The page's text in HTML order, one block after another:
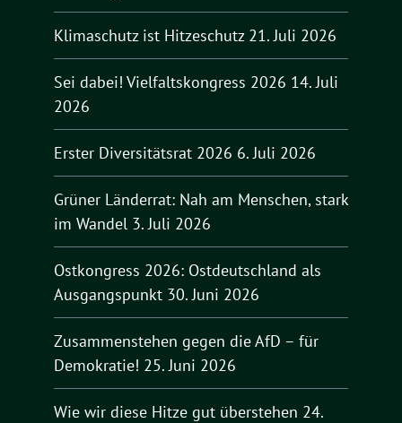
Klimaschutz ist Hitzeschutz 21. Juli 2026
Sei dabei! Vielfaltskongress 2026 14. Juli
2026
Erster Diversitätsrat 2026 6. Juli 2026
Grüner Länderrat: Nah am Menschen, stark
im Wandel 3. Juli 2026
Ostkongress 2026: Ostdeutschland als
Ausgangspunkt 30. Juni 2026
Zusammenstehen gegen die AfD – für
Demokratie! 25. Juni 2026
Wie wir diese Hitze gut überstehen 24.